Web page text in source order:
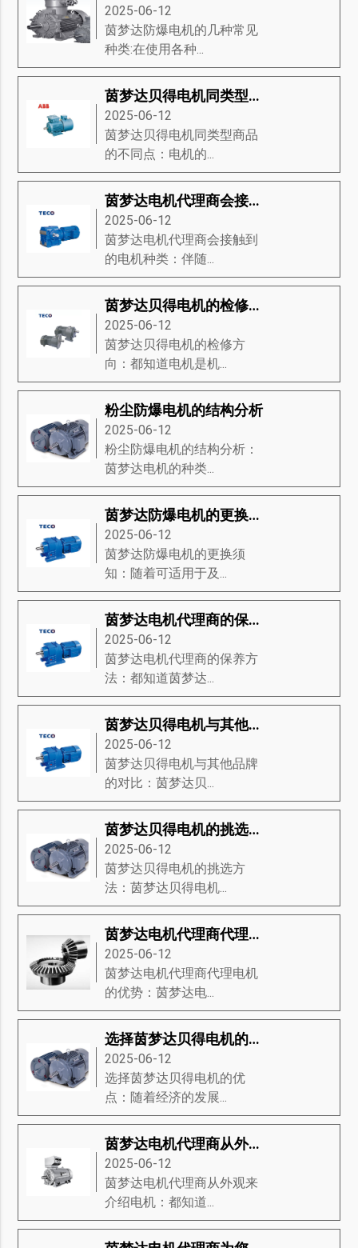
2025-06-12
茵梦达防爆电机的几种常见
种类:在使用各种...
茵梦达贝得电机同类型商品的不同点
2025-06-12
茵梦达贝得电机同类型商品
的不同点：电机的...
茵梦达电机代理商会接触到的电机种类
2025-06-12
茵梦达电机代理商会接触到
的电机种类：伴随...
茵梦达贝得电机的检修方向
2025-06-12
茵梦达贝得电机的检修方
向：都知道电机是机...
粉尘防爆电机的结构分析
2025-06-12
粉尘防爆电机的结构分析：
茵梦达电机的种类...
茵梦达防爆电机的更换须知
2025-06-12
茵梦达防爆电机的更换须
知：随着可适用于及...
茵梦达电机代理商的保养方法
2025-06-12
茵梦达电机代理商的保养方
法：都知道茵梦达...
茵梦达贝得电机与其他品牌的对比
2025-06-12
茵梦达贝得电机与其他品牌
的对比：茵梦达贝...
茵梦达贝得电机的挑选方法
2025-06-12
茵梦达贝得电机的挑选方
法：茵梦达贝得电机...
茵梦达电机代理商代理电机的优势
2025-06-12
茵梦达电机代理商代理电机
的优势：茵梦达电...
选择茵梦达贝得电机的优点
2025-06-12
选择茵梦达贝得电机的优
点：随着经济的发展...
茵梦达电机代理商从外观来介绍电机
2025-06-12
茵梦达电机代理商从外观来
介绍电机：都知道...